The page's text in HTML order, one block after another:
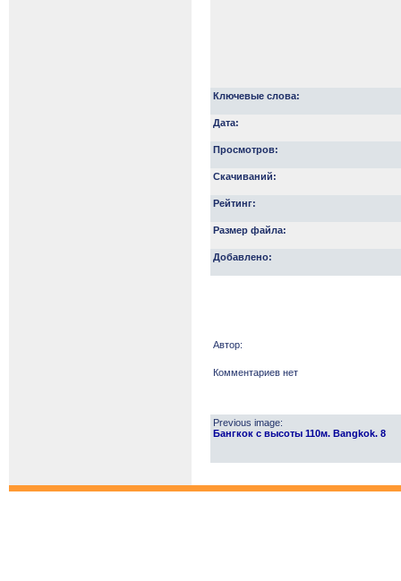
Ключевые слова:
Дата:
Просмотров:
Скачиваний:
Рейтинг:
Размер файла:
Добавлено:
Автор:
Комментариев нет
Previous image:
Бангкок с высоты 110м. Bangkok. 8